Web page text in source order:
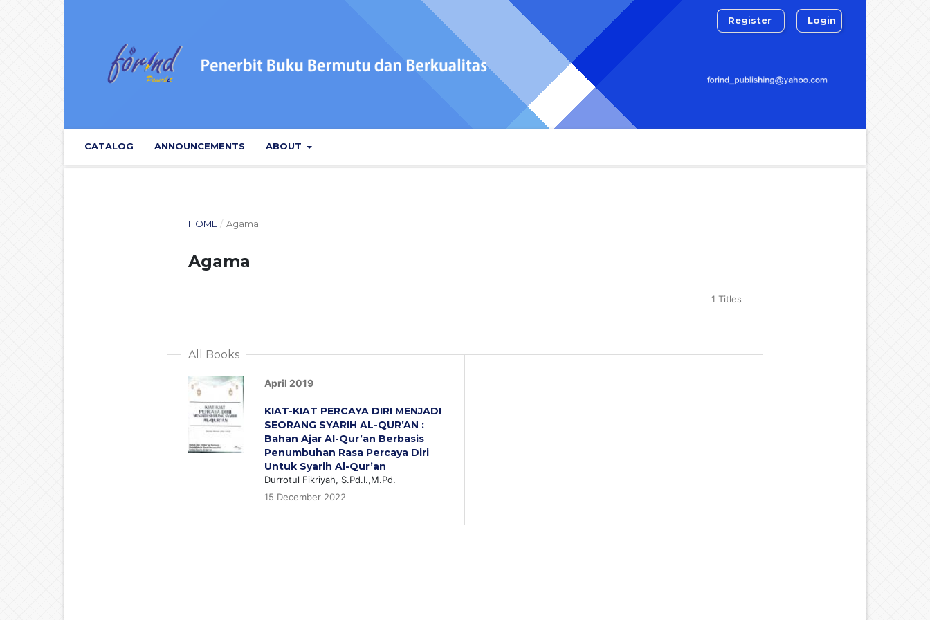
CATALOG ANNOUNCEMENTS ABOUT
Register Login
HOME / Agama
Agama
1 Titles
All Books
April 2019
KIAT-KIAT PERCAYA DIRI MENJADI
SEORANG SYARIH AL-QUR’AN :
Bahan Ajar Al-Qur’an Berbasis
Penumbuhan Rasa Percaya Diri
Untuk Syarih Al-Qur’an
Durrotul Fikriyah, S.Pd.I.,M.Pd.
15 December 2022